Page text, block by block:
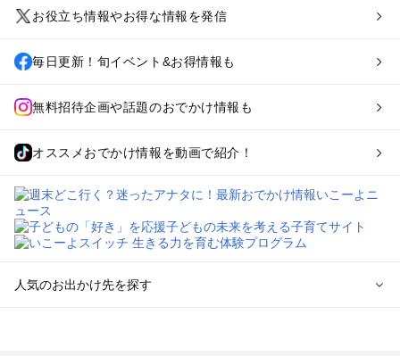
お役立ち情報やお得な情報を発信
毎日更新！旬イベント&お得情報も
無料招待企画や話題のおでかけ情報も
オススメおでかけ情報を動画で紹介！
人気のお出かけ先を探す